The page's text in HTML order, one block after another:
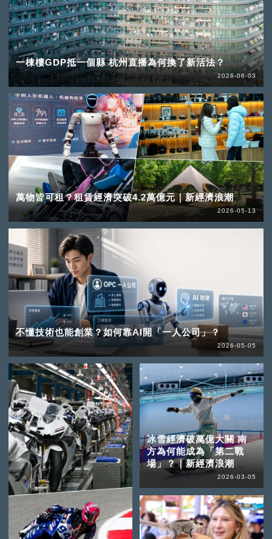
一棟樓GDP抵一個縣 杭州直播為何換了新活法？
2026-06-03
萬物皆可租？租賃經濟突破4.2萬億元｜新經濟浪潮
2026-05-13
不懂技術也能創業？如何靠AI開「一人公司」？
2026-05-05
冰雪經濟破萬億大關 南
方為何能成為「第二戰
場」？｜新經濟浪潮
2026-03-05